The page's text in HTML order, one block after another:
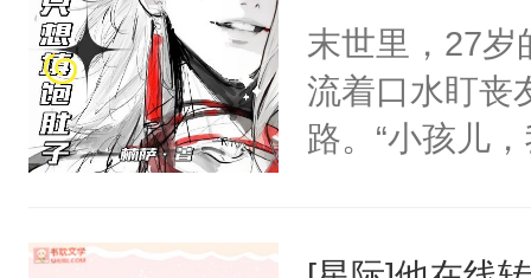
了。”祁砚清
死。”.祁砚清
什么不能是他
次死都不想输
谁？”“楚星你
末世里，27岁
流着口水盯
路。“小孩儿